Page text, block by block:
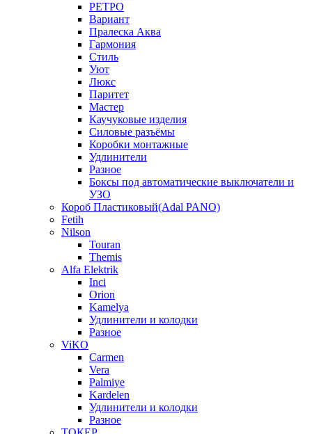
РЕТРО
Вариант
Пралеска Аква
Гармония
Стиль
Уют
Люкс
Паритет
Мастер
Каучуковые изделия
Силовые разъёмы
Коробки монтажные
Удлинители
Разное
Боксы под автоматические выключатели и
УЗО
Короб Пластиковый(Adal PANO)
Fetih
Nilson
Touran
Themis
Alfa Elektrik
Inci
Orion
Kamelya
Удлинители и колодки
Разное
ViKO
Carmen
Vera
Palmiye
Kardelen
Удлинители и колодки
Разное